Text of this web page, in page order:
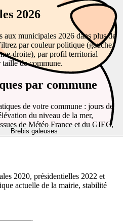
Brebis galeuses
2026
aux municipales 2026 dans plus de
par couleur politique (gauche,
droite), par profil territorial
de commune.
par commune
de votre commune : jours de
du niveau de la mer,
de Météo France et du GIEC,
2020, présidentielles 2022 et
actuelle de la mairie, stabilité